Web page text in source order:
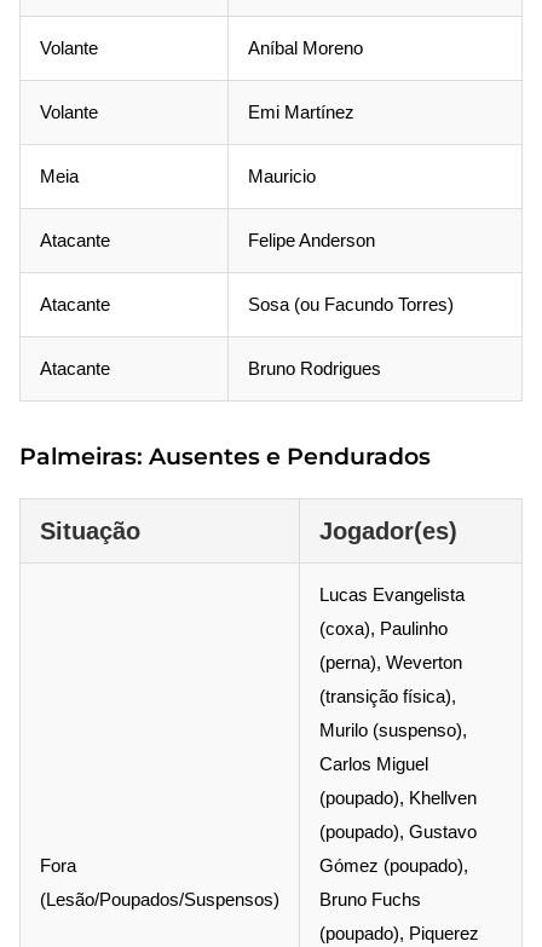
Volante Aníbal Moreno
Volante Emi Martínez
Meia Mauricio
Atacante Felipe Anderson
Atacante Sosa (ou Facundo Torres)
Atacante Bruno Rodrigues
Palmeiras: Ausentes e Pendurados
Situação Jogador(es)
Fora
(Lesão/Poupados/Suspensos)
Lucas Evangelista
(coxa), Paulinho
(perna), Weverton
(transição física),
Murilo (suspenso),
Carlos Miguel
(poupado), Khellven
(poupado), Gustavo
Gómez (poupado),
Bruno Fuchs
(poupado), Piquerez